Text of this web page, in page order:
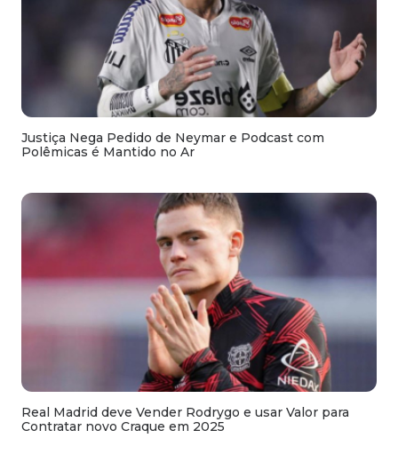
Justiça Nega Pedido de Neymar e Podcast com
Polêmicas é Mantido no Ar
Real Madrid deve Vender Rodrygo e usar Valor para
Contratar novo Craque em 2025